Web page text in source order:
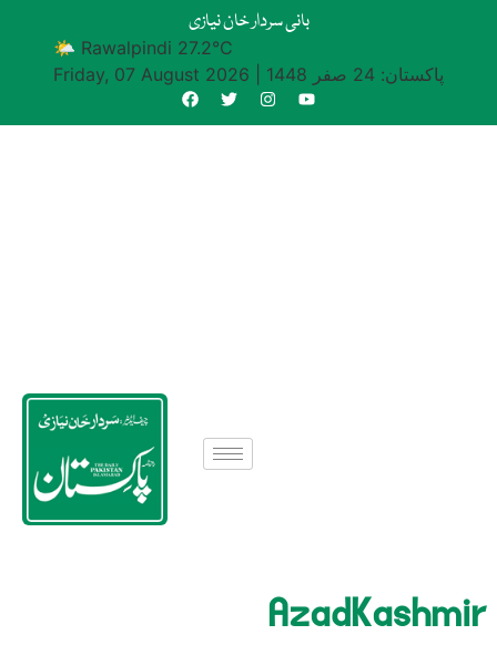
بانی سردار خان نیازی
🌤 Rawalpindi 27.2°C
Friday, 07 August 2026
پاکستان: 24 صفر 1448
AzadKashmir